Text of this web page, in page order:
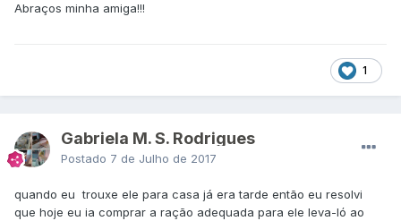
Abraços minha amiga!!!
1
Gabriela M. S. Rodrigues
Postado 7 de Julho de 2017
quando eu trouxe ele para casa já era tarde então eu resolvi
que hoje eu ia comprar a ração adequada para ele leva-ló ao